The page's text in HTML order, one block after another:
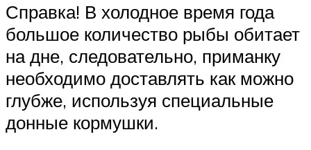
Справка! В холодное время года
большое количество рыбы обитает
на дне, следовательно, приманку
необходимо доставлять как можно
глубже, используя специальные
донные кормушки.